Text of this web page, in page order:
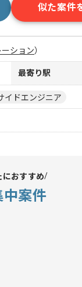
似た案件
ション）
最寄り駅
イドエンジニア
におすすめ
中案件